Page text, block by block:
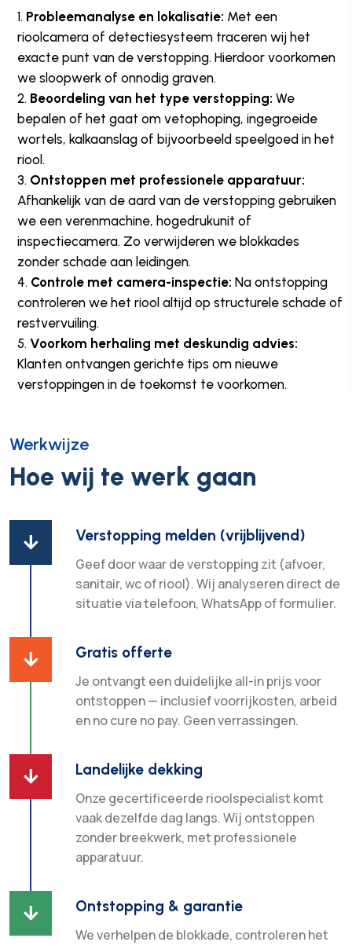
Probleemanalyse en lokalisatie: Met een
rioolcamera of detectiesysteem traceren wij het
exacte punt van de verstopping. Hierdoor voorkomen
we sloopwerk of onnodig graven.
Beoordeling van het type verstopping: We
bepalen of het gaat om vetophoping, ingegroeide
wortels, kalkaanslag of bijvoorbeeld speelgoed in het
riool.
Ontstoppen met professionele apparatuur:
Afhankelijk van de aard van de verstopping gebruiken
we een verenmachine, hogedrukunit of
inspectiecamera. Zo verwijderen we blokkades
zonder schade aan leidingen.
Controle met camera-inspectie: Na ontstopping
controleren we het riool altijd op structurele schade of
restvervuiling.
Voorkom herhaling met deskundig advies:
Klanten ontvangen gerichte tips om nieuwe
verstoppingen in de toekomst te voorkomen.
Werkwijze
Hoe wij te werk gaan
 Verstopping melden (vrijblijvend)
Geef door waar de verstopping zit (afvoer,
sanitair, wc of riool). Wij analyseren direct de
situatie via telefoon, WhatsApp of formulier.
 Gratis offerte
Je ontvangt een duidelijke all-in prijs voor
ontstoppen — inclusief voorrijkosten, arbeid
en no cure no pay. Geen verrassingen.
 Landelijke dekking
Onze gecertificeerde rioolspecialist komt
vaak dezelfde dag langs. Wij ontstoppen
zonder breekwerk, met professionele
apparatuur.
 Ontstopping & garantie
We verhelpen de blokkade, controleren het